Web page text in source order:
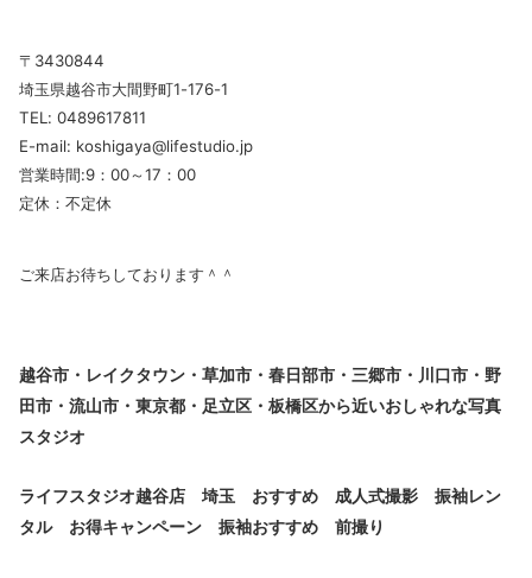
〒3430844
埼玉県越谷市大間野町1-176-1
TEL: 0489617811
E-mail: koshigaya@lifestudio.jp
営業時間:9：00～17：00
定休：不定休
ご来店お待ちしております＾＾
越谷市・レイクタウン・草加市・春日部市・三郷市・川口市・野
田市・流山市・東京都・足立区・板橋区から近いおしゃれな写真
スタジオ
ライフスタジオ越谷店 埼玉 おすすめ 成人式撮影 振袖レン
タル お得キャンペーン 振袖おすすめ 前撮り